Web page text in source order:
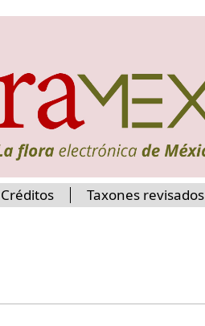
Créditos Taxones revisados